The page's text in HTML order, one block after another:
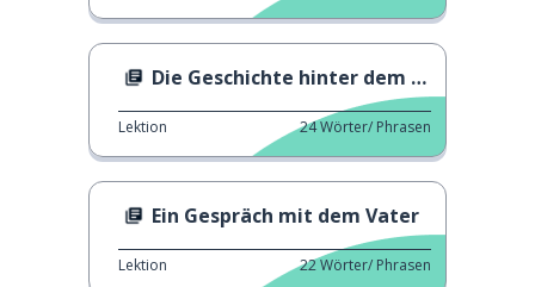
Die Geschichte hinter dem Tag der Arbeit
Lektion 24Wörter/ Phrasen
Ein Gespräch mit dem Vater
Lektion 22Wörter/ Phrasen